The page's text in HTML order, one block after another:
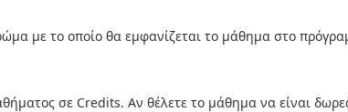
με το οποίο θα εμφανίζεται το μάθημα στο
σε Credits. Αν θέλετε το μάθημα να είναι